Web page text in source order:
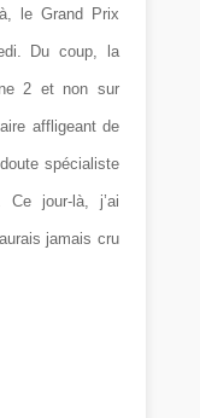
le Grand Prix
Du coup, la
2 et non sur
affligeant de
spécialiste
Ce jour-là, j’ai
jamais cru